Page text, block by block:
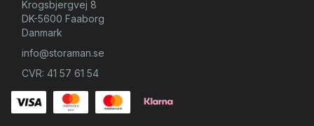
Krogsbjergvej 8
DK-5600 Faaborg
Danmark
info@storaman.se
CVR: 41 57 61 54